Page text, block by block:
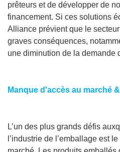
prêteurs et de développer de
financement. Si ces solutions
Alliance prévient que le
graves conséquences,
une diminution de la demande
Manque d'accès au marché
L’un des plus grands défis
l’industrie de l’emballage est